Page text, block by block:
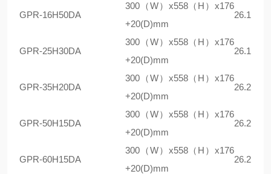
GPR-16H50DA
300（W）x558（H）x176
+20(D)mm
26.1kg
GPR-25H30DA
300（W）x558（H）x176
+20(D)mm
26.1kg
GPR-35H20DA
300（W）x558（H）x176
+20(D)mm
26.2kg
GPR-50H15DA
300（W）x558（H）x176
+20(D)mm
26.2kg
GPR-60H15DA
300（W）x558（H）x176
+20(D)mm
26.2kg